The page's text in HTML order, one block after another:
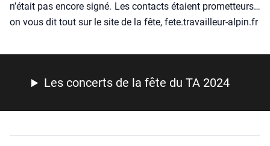
n’était pas encore signé. Les contacts étaient pro­met­teurs…
on vous dit tout sur le site de la fête, fete.travailleur-alpin.fr
Les concerts de la fête du TA 2024